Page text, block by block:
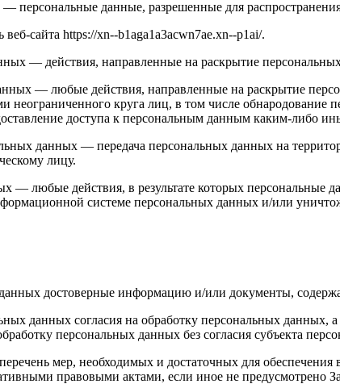
персональные данные, разрешенные для
сайта https://xn--b1aga1a3acwn7ae.xn--p1ai/.
— действия, направленные на раскрытие
— любые действия, направленные на раскрытие
неограниченного круга лиц, в том числе
доступа к персональным данным каким-либо
данных — передача персональных данных на
лицу.
— любые действия, в результате которых персональные
системе персональных данных и/или
достоверные информацию и/или документы,
данных согласия на обработку персональных
персональных данных без согласия субъекта
мер, необходимых и достаточных для
правовыми актами, если иное не предусмотрено